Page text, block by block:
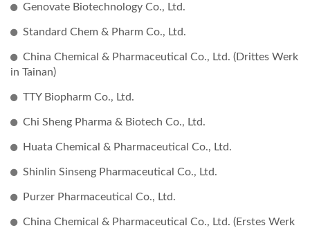
Genovate Biotechnology Co., Ltd.
Standard Chem & Pharm Co., Ltd.
China Chemical & Pharmaceutical Co., Ltd. (Drittes Werk
in Tainan)
TTY Biopharm Co., Ltd.
Chi Sheng Pharma & Biotech Co., Ltd.
Huata Chemical & Pharmaceutical Co., Ltd.
Shinlin Sinseng Pharmaceutical Co., Ltd.
Purzer Pharmaceutical Co., Ltd.
China Chemical & Pharmaceutical Co., Ltd. (Erstes Werk